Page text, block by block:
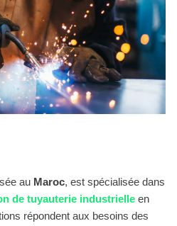
au Maroc, est spécialisée dans
de tuyauterie industrielle en
répondent aux besoins des